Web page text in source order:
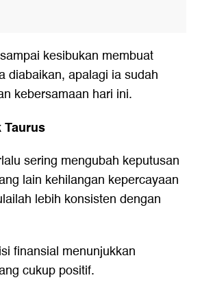
kesibukan membuat
diabaikan, apalagi ia sudah
kebersamaan hari ini.
Taurus
sering mengubah keputusan
lain kehilangan kepercayaan
lebih konsisten dengan
finansial menunjukkan
cukup positif.